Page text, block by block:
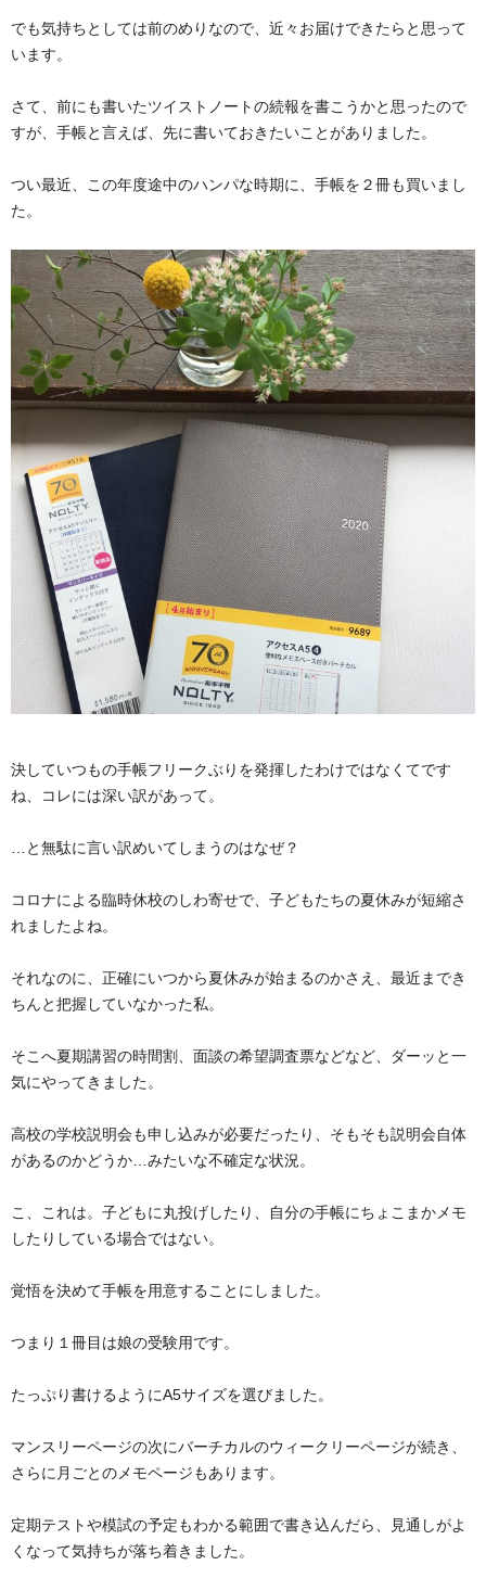
でも気持ちとしては前のめりなので、近々お届けできたらと思って
います。
さて、前にも書いたツイストノートの続報を書こうかと思ったので
すが、手帳と言えば、先に書いておきたいことがありました。
つい最近、この年度途中のハンパな時期に、手帳を２冊も買いまし
た。
決していつもの手帳フリークぶりを発揮したわけではなくてです
ね、コレには深い訳があって。
…と無駄に言い訳めいてしまうのはなぜ？
コロナによる臨時休校のしわ寄せで、子どもたちの夏休みが短縮さ
れましたよね。
それなのに、正確にいつから夏休みが始まるのかさえ、最近までき
ちんと把握していなかった私。
そこへ夏期講習の時間割、面談の希望調査票などなど、ダーッと一
気にやってきました。
高校の学校説明会も申し込みが必要だったり、そもそも説明会自体
があるのかどうか…みたいな不確定な状況。
こ、これは。子どもに丸投げしたり、自分の手帳にちょこまかメモ
したりしている場合ではない。
覚悟を決めて手帳を用意することにしました。
つまり１冊目は娘の受験用です。
たっぷり書けるようにA5サイズを選びました。
マンスリーページの次にバーチカルのウィークリーページが続き、
さらに月ごとのメモページもあります。
定期テストや模試の予定もわかる範囲で書き込んだら、見通しがよ
くなって気持ちが落ち着きました。